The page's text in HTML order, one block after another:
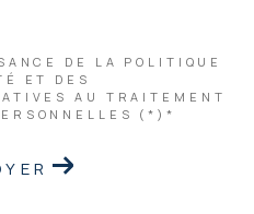
DE LA POLITIQUE
ET DES
AU TRAITEMENT
(*)*